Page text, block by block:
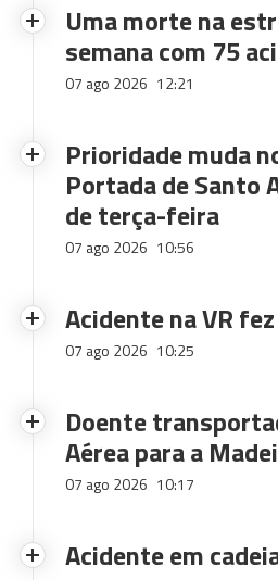
Uma morte na
semana com 75
07 ago 2026 12:21
Prioridade muda
Portada de Santo
de terça-feira
07 ago 2026 10:56
Acidente na VR
07 ago 2026 10:25
Doente
Aérea para a
07 ago 2026 10:17
Acidente em